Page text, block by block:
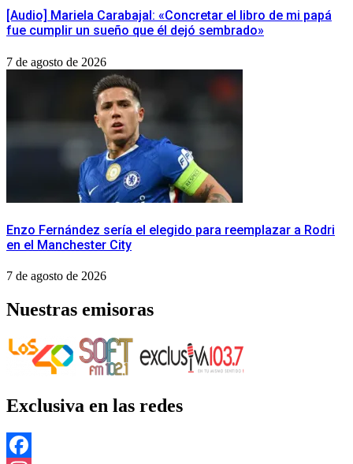
[Audio] Mariela Carabajal: «Concretar el libro de mi papá
fue cumplir un sueño que él dejó sembrado»
7 de agosto de 2026
Enzo Fernández sería el elegido para reemplazar a Rodri
en el Manchester City
7 de agosto de 2026
Nuestras emisoras
Exclusiva en las redes